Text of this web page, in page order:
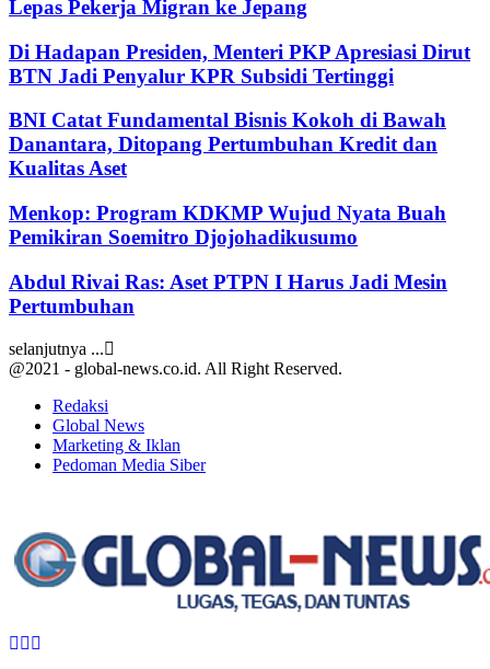
Lepas Pekerja Migran ke Jepang
Di Hadapan Presiden, Menteri PKP Apresiasi Dirut
BTN Jadi Penyalur KPR Subsidi Tertinggi
BNI Catat Fundamental Bisnis Kokoh di Bawah
Danantara, Ditopang Pertumbuhan Kredit dan
Kualitas Aset
Menkop: Program KDKMP Wujud Nyata Buah
Pemikiran Soemitro Djojohadikusumo
Abdul Rivai Ras: Aset PTPN I Harus Jadi Mesin
Pertumbuhan
selanjutnya ...
@2021 - global-news.co.id. All Right Reserved.
Redaksi
Global News
Marketing & Iklan
Pedoman Media Siber
Facebook
Twitter